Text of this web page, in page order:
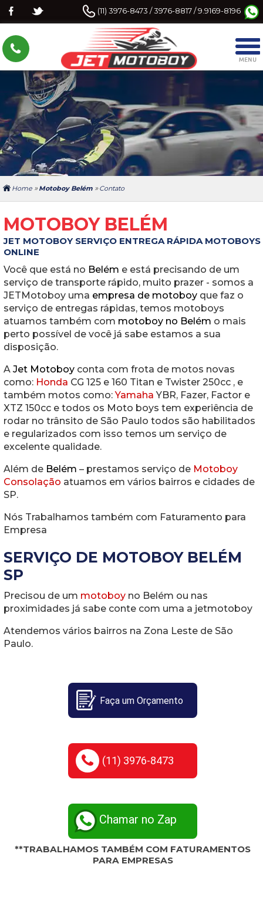
(11) 3976-8473 / 3976-8817 / 9.9169-8196
Home » Motoboy Belém » Contato
MOTOBOY BELÉM
JET MOTOBOY SERVIÇO ENTREGA RÁPIDA MOTOBOYS
ONLINE
Você que está no Belém e está precisando de um
serviço de transporte rápido, muito prazer - somos a
JETMotoboy uma empresa de motoboy que faz o
serviço de entregas rápidas, temos motoboys
atuamos também com motoboy no Belém o mais
perto possível de você já sabe estamos a sua
disposição.
AJet Motoboy conta com frota de motos novas
como: Honda CG 125 e 160 Titan e Twister 250cc , e
também motos como:Yamaha YBR, Fazer, Factor e
XTZ 150cc e todos os Moto boys tem experiência de
rodar no trânsito de São Paulo todos são habilitados
e regularizados com isso temos um serviço de
excelente qualidade.
Além de Belém – prestamos serviço de Motoboy
Consolação atuamos em vários bairros e cidades de
SP.
Nós Trabalhamos também com Faturamento para
Empresa
SERVIÇO DE MOTOBOY BELÉM
SP
Precisou de um motoboy no Belém ou nas
proximidades já sabe conte com uma a jetmotoboy
Atendemos vários bairros na Zona Leste de São
Paulo.
Faça um Orçamento
(11) 3976-8473
Chamar no Zap
**TRABALHAMOS TAMBÉM COM FATURAMENTOS
PARA EMPRESAS